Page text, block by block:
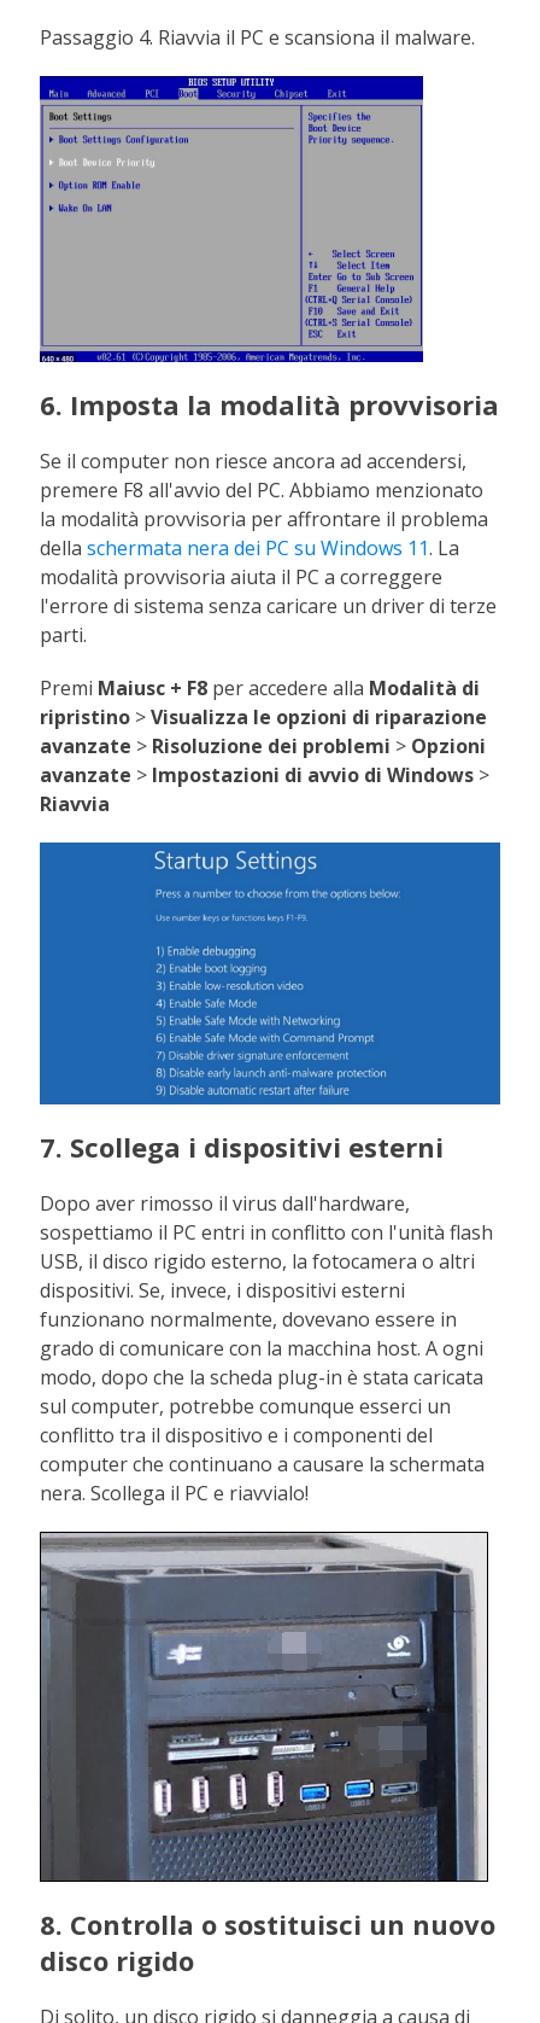
Passaggio 4. Riavvia il PC e scansiona il malware.
6. Imposta la modalità provvisoria
Se il computer non riesce ancora ad accendersi,
premere F8 all'avvio del PC. Abbiamo menzionato
la modalità provvisoria per affrontare il problema
dellaschermata nera dei PC su Windows 11. La
modalità provvisoria aiuta il PC a correggere
l'errore di sistema senza caricare un driver di terze
parti.
Premi Maiusc + F8 per accedere alla Modalità di
ripristino >Visualizza le opzioni di riparazione
avanzate > Risoluzione dei problemi > Opzioni
avanzate > Impostazioni di avvio di Windows >
Riavvia
7. Scollega i dispositivi esterni
Dopo aver rimosso il virus dall'hardware,
sospettiamo il PC entri in conflitto con l'unità flash
USB, il disco rigido esterno, la fotocamera o altri
dispositivi. Se, invece, i dispositivi esterni
funzionano normalmente, dovevano essere in
grado di comunicare con la macchina host. A ogni
modo, dopo che la scheda plug-in è stata caricata
sul computer, potrebbe comunque esserci un
conflitto tra il dispositivo e i componenti del
computer che continuano a causare la schermata
nera. Scollega il PC e riavvialo!
8. Controlla o sostituisci un nuovo
disco rigido
Di solito, un disco rigido si danneggia a causa di